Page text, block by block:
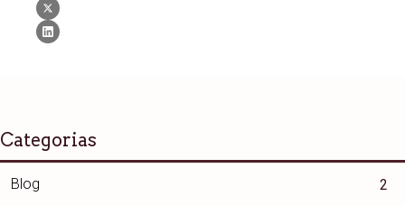
Categorias
Blog 2